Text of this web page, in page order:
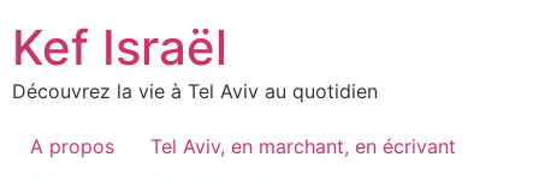
content
Kef Israël
Découvrez la vie à Tel Aviv au quotidien
A propos
Tel Aviv, en marchant, en écrivant